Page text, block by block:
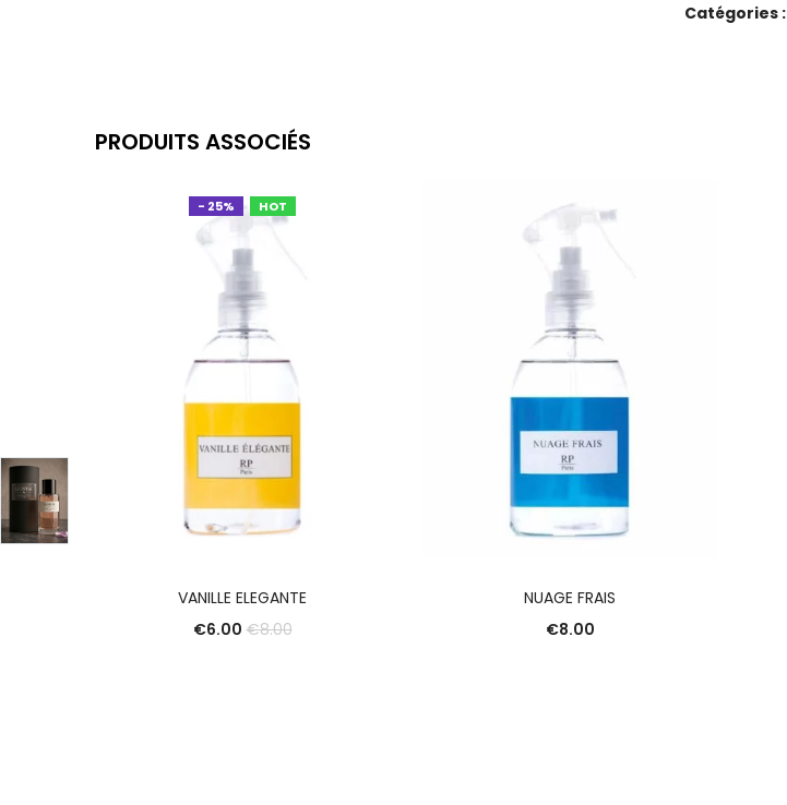
Catégories :
PRODUITS ASSOCIÉS
- 25% HOT
VANILLE ELEGANTE
€6.00 €8.00
NUAGE FRAIS
€8.00